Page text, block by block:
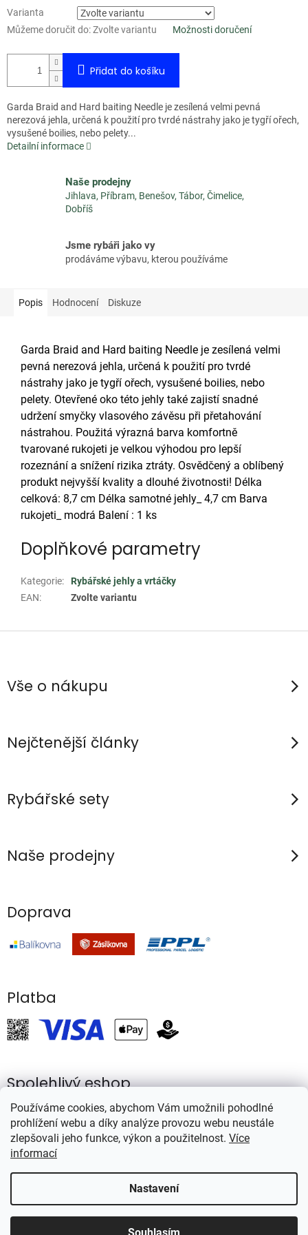
Používáme cookies, abychom Vám umožnili pohodlné
prohlížení webu a díky analýze provozu webu neustále
zlepšovali jeho funkce, výkon a použitelnost. Více
informací
Nastavení
Varianta
Můžeme doručit do:Zvolte variantu Možnosti doručení
Přidat do košíku
Garda Braid and Hard baiting Needle je zesílená velmi pevná
nerezová jehla, určená k použití pro tvrdé nástrahy jako je tygří ořech,
vysušené boilies, nebo pelety...
Detailní informace
Naše prodejny
Jihlava, Příbram, Benešov, Tábor, Čimelice,
Dobříš
Jsme rybáři jako vy
prodáváme výbavu, kterou používáme
Popis Hodnocení Diskuze
Garda Braid and Hard baiting Needle je zesílená velmi
pevná nerezová jehla, určená k použití pro tvrdé
nástrahy jako je tygří ořech, vysušené boilies, nebo
pelety. Otevřené oko této jehly také zajistí snadné
udržení smyčky vlasového závěsu při přetahování
nástrahou. Použitá výrazná barva komfortně
tvarované rukojeti je velkou výhodou pro lepší
rozeznání a snížení rizika ztráty. Osvědčený a oblíbený
produkt nejvyšší kvality a dlouhé životnosti! Délka
celková: 8,7 cm Délka samotné jehly_ 4,7 cm Barva
rukojeti_ modrá Balení : 1 ks
Doplňkové parametry
Kategorie:
Rybářské jehly a vrtáčky
EAN: Zvolte variantu
Z
pVše o nákupu
Nejčtenější články
Rybářské sety
Naše prodejny
Doprava
Platba
Spolehlivý eshop
Vytvořil Shoptet